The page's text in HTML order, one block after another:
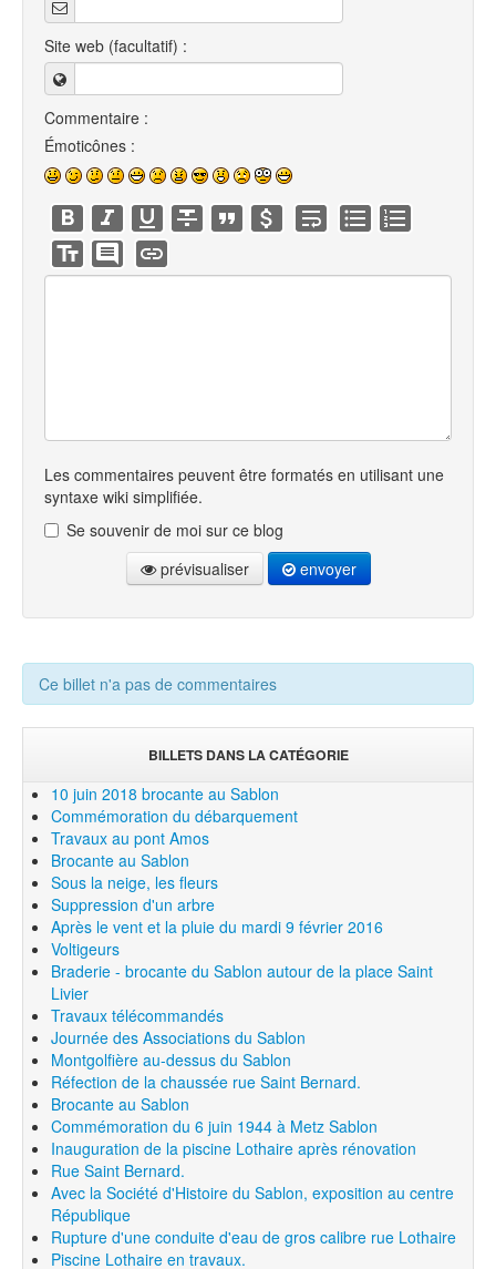
Site web (facultatif) :
Commentaire :
Émoticônes :
Les commentaires peuvent être formatés en utilisant une
syntaxe wiki simplifiée.
Se souvenir de moi sur ce blog
prévisualiser
envoyer
Ce billet n'a pas de commentaires
BILLETS DANS LA CATÉGORIE
10 juin 2018 brocante au Sablon
Commémoration du débarquement
Travaux au pont Amos
Brocante au Sablon
Sous la neige, les fleurs
Suppression d'un arbre
Après le vent et la pluie du mardi 9 février 2016
Voltigeurs
Braderie - brocante du Sablon autour de la place Saint
Livier
Travaux télécommandés
Journée des Associations du Sablon
Montgolfière au-dessus du Sablon
Réfection de la chaussée rue Saint Bernard.
Brocante au Sablon
Commémoration du 6 juin 1944 à Metz Sablon
Inauguration de la piscine Lothaire après rénovation
Rue Saint Bernard.
Avec la Société d'Histoire du Sablon, exposition au centre
République
Rupture d'une conduite d'eau de gros calibre rue Lothaire
Piscine Lothaire en travaux.